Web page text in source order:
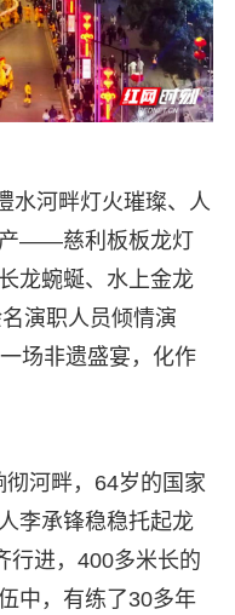
水河畔灯火璀璨、人
产——慈利板板龙灯
龙蜿蜒、水上金龙
演职人员倾情演
场非遗盛宴，化作
河畔，64岁的国家
李承锋稳稳托起龙
行进，400多米长的
中，有练了30多年